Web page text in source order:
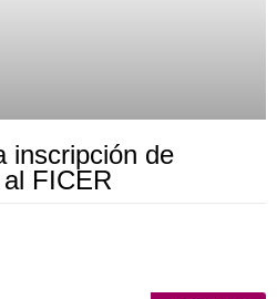
inscripción de
FICER